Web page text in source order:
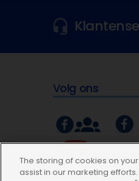
Volg ons
The storing of cookies on
assist in our marketing efforts.